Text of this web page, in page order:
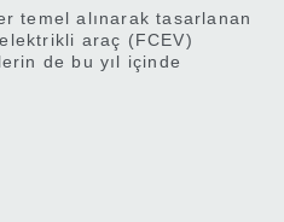
temel alınarak tasarlanan
araç (FCEV)
de bu yıl içinde